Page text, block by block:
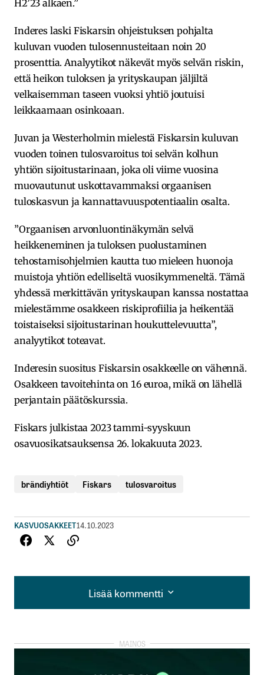
H2’23 alkaen.”
Inderes laski Fiskarsin ohjeistuksen pohjalta
kuluvan vuoden tulosennusteitaan noin 20
prosenttia. Analyytikot näkevät myös selvän riskin,
että heikon tuloksen ja yrityskaupan jäljiltä
velkaisemman taseen vuoksi yhtiö joutuisi
leikkaamaan osinkoaan.
Juvan ja Westerholmin mielestä Fiskarsin kuluvan
vuoden toinen tulosvaroitus toi selvän kolhun
yhtiön sijoitustarinaan, joka oli viime vuosina
muovautunut uskottavammaksi orgaanisen
tuloskasvun ja kannattavuuspotentiaalin osalta.
”Orgaanisen arvonluontinäkymän selvä
heikkeneminen ja tuloksen puolustaminen
tehostamisohjelmien kautta tuo mieleen huonoja
muistoja yhtiön edelliseltä vuosikymmeneltä. Tämä
yhdessä merkittävän yrityskaupan kanssa nostattaa
mielestämme osakkeen riskiprofiilia ja heikentää
toistaiseksi sijoitustarinan houkuttelevuutta”,
analyytikot toteavat.
Inderesin suositus Fiskarsin osakkeelle on vähennä.
Osakkeen tavoitehinta on 16 euroa, mikä on lähellä
perjantain päätöskurssia.
Fiskars julkistaa 2023 tammi-syyskuun
osavuosikatsauksensa 26. lokakuuta 2023.
brändiyhtiöt Fiskars tulosvaroitus
KASVUOSAKKEET14.10.2023
Lisää kommentti
Lisää kommentti
kirjautua
rekisteröityä